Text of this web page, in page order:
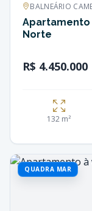
BALNEÁRIO
Apartamento
Norte
R$ 4.450.000
132 m²
QUADRA MAR